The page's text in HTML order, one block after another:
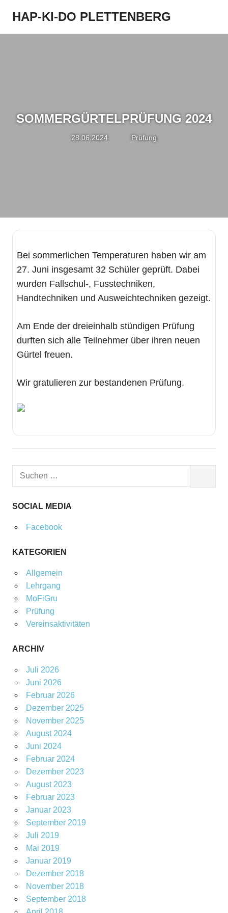
InhaltHAP-KI-DO PLETTENBERG
SOMMERGÜRTELPRÜFUNG 2024
28.06.2024 Simon Pfeifer
Prüfung
Bei sommerlichen Temperaturen haben wir am
27. Juni insgesamt 32 Schüler geprüft. Dabei
wurden Fallschul-, Fusstechniken,
Handtechniken und Ausweichtechniken gezeigt.
Am Ende der dreieinhalb stündigen Prüfung
durften sich alle Teilnehmer über ihren neuen
Gürtel freuen.
Wir gratulieren zur bestandenen Prüfung.
Suchen
SOCIAL MEDIA
Facebook
KATEGORIEN
Allgemein
Lehrgang
MoFiGru
Prüfung
Vereinsaktivitäten
ARCHIV
Juli 2026
Juni 2026
Februar 2026
Dezember 2025
November 2025
August 2024
Juni 2024
Februar 2024
Dezember 2023
August 2023
Februar 2023
Januar 2023
September 2019
Juli 2019
Mai 2019
Januar 2019
Dezember 2018
November 2018
September 2018